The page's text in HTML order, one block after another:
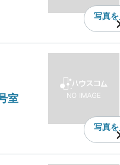
写真を
室
写真を